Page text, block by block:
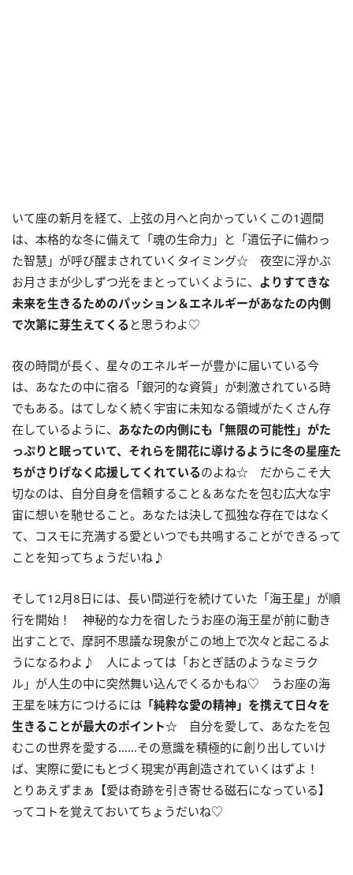
いて座の新月を経て、上弦の月へと向かっていくこの1週間
は、本格的な冬に備えて「魂の生命力」と「遺伝子に備わっ
た智慧」が呼び醒まされていくタイミング☆ 夜空に浮かぶ
お月さまが少しずつ光をまとっていくように、 よりすてきな
未来を生きるためのパッション＆エネルギーがあなたの内側
で次第に芽生えてくる と思うわよ♡
夜の時間が長く、星々のエネルギーが豊かに届いている今
は、あなたの中に宿る「銀河的な資質」が刺激されている時
でもある。はてしなく続く宇宙に未知なる領域がたくさん存
在しているように、 あなたの内側にも「無限の可能性」がた
っぷりと眠っていて、それらを開花に導けるように冬の星座た
ちがさりげなく応援してくれているのよね☆ だからこそ大
切なのは、自分自身を信頼すること＆あなたを包む広大な宇
宙に想いを馳せること。あなたは決して孤独な存在ではなく
て、コスモに充満する愛といつでも共鳴することができるって
ことを知ってちょうだいね♪
そして12月8日には、長い間逆行を続けていた「海王星」が順
行を開始！ 神秘的な力を宿したうお座の海王星が前に動き
出すことで、摩訶不思議な現象がこの地上で次々と起こるよ
うになるわよ♪ 人によっては「おとぎ話のようなミラク
ル」が人生の中に突然舞い込んでくるかもね♡ うお座の海
王星を味方につけるには 「純粋な愛の精神」を携えて日々を
生きることが最大のポイント☆ 自分を愛して、あなたを包
むこの世界を愛する……その意識を積極的に創り出していけ
ば、実際に愛にもとづく現実が再創造されていくはずよ！
とりあえずまぁ【愛は奇跡を引き寄せる磁石になっている】
ってコトを覚えておいてちょうだいね♡